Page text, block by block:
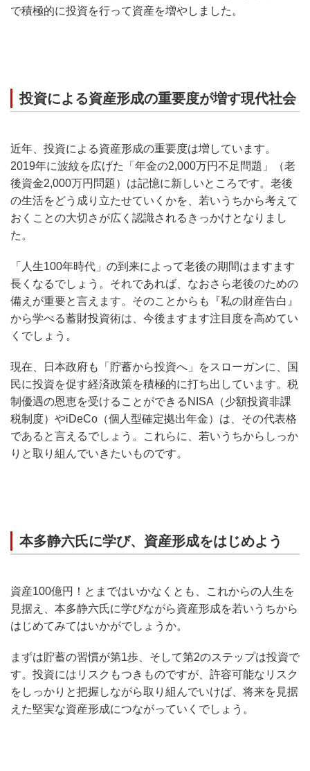
で積極的に投資を行って資産を増やしました。
投資による資産形成の重要度が増す現代社会
近年、投資による資産形成の重要度は増しています。
2019年に波紋を広げた「年金の2,000万円不足問題」（老
後資金2,000万円問題）は記憶に新しいところです。老後
の生活をどう成り立たせていくかを、若いうちから考えて
おくことの大切さが広く認識されるきっかけとなりまし
た。
「人生100年時代」の到来によって老後の期間はますます
長くなるでしょう。それであれば、なおさら老後のための
備えが重要と言えます。そのことからも『私の財産告白』
から学べる蓄財投資術は、今後ますます注目度を高めてい
くでしょう。
現在、日本政府も「貯蓄から投資へ」をスローガンに、国
民に投資を促す経済政策を積極的に打ち出しています。税
制優遇の恩恵を受けることができるNISA（少額投資非課
税制度）やiDeCo（個人型確定拠出年金）は、その代表格
であると言えるでしょう。これらに、若いうちからしっか
りと取り組んでいきたいものです。
本多静六氏に学び、資産形成をはじめよう
資産100億円！とまではいかなくとも、これからの人生を
見据え、本多静六氏に学びながら資産形成を若いうちから
はじめてみてはいかがでしょうか。
まずは貯蓄の習慣が第1歩、そして第2のステップは投資で
す。投資にはリスクもつきものですが、許容可能なリスク
をしっかりと把握しながら取り組んでいけば、将来を見据
えた堅実な資産形成につながっていくでしょう。